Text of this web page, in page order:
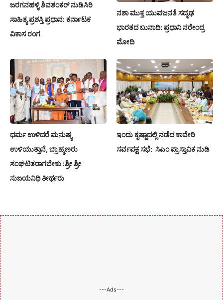
ಜರಗನಹಳ್ಳಿ ಶಿವಶಂಕರ್ ನುಡಿಸಿರಿ
ಸಾಹಿತ್ಯ ಪ್ರಶಸ್ತಿ ಪ್ರಧಾನ: ಕರ್ನಾಟಕ
ವಿಕಾಸ ರಂಗ
ನಶಾ ಮುಕ್ತ ಯುವಜನತೆ ಸದೃಢ
ಭಾರತದ ಬುನಾದಿ: ಪ್ರಧಾನಿ ನರೇಂದ್ರ
ಮೋದಿ
ಧರ್ಮ ಉಳಿದರೆ ಮನುಷ್ಯ
ಉಳಿಯುತ್ತಾನೆ, ಬ್ರಾಹ್ಮಣರು
ಸಂಘಟಿತರಾಗಬೇಕು :ಶ್ರೀ ಶ್ರೀ
ಸುಜಯನಿಧಿ ತೀರ್ಥರು
ಇಂದು ಕೃಷ್ಣಾದಲ್ಲಿ ನಡೆದ ಕಾವೇರಿ
ಸರ್ವಪಕ್ಷ ಸಭೆ: ಸಿಎಂ ಪ್ರಾಸ್ತಾವಿಕ ನುಡಿ
---Ads---